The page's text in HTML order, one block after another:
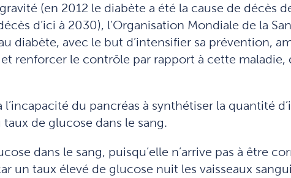
(en 2012 le diabète a été la cause de décès
d’ici à 2030), l’Organisation Mondiale de la
diabète, avec le but d’intensifier sa prévention,
renforcer le contrôle par rapport à cette maladie,
du pancréas à synthétiser la quantité
de glucose dans le sang.
dans le sang, puisqu’elle n’arrive pas à être
un taux élevé de glucose nuit les vaisseaux